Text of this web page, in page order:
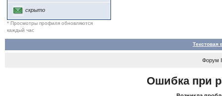
скрыто
* Просмотры профиля обновляются
каждый час
Текстовая
Форум
Ошибка при